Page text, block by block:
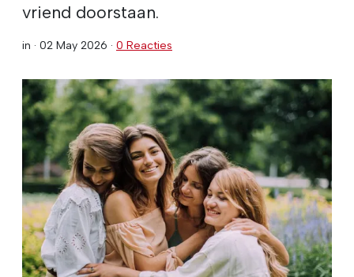
vriend doorstaan.
in · 02 May 2026 · 0 Reacties